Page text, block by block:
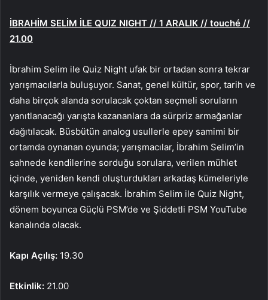
İBRAHİM SELİM İLE QUIZ NIGHT // 1 ARALIK // touché //
21.00
İbrahim Selim ile Quiz Night ufak bir ortadan sonra tekrar
yarışmacılarla buluşuyor. Sanat, genel kültür, spor, tarih ve
daha birçok alanda sorulacak çoktan seçmeli soruların
yanıtlanacağı yarışta kazananlara da sürpriz armağanlar
dağıtılacak. Büsbütün analog usullerle epey samimi bir
ortamda oynanan oyunda; yarışmacılar, İbrahim Selim’in
sahnede kendilerine sorduğu sorulara, verilen mühlet
içinde, yeniden kendi oluşturdukları arkadaş kümeleriyle
karşılık vermeye çalışacak. İbrahim Selim ile Quiz Night,
dönem boyunca Güçlü PSM’de ve Şiddetli PSM YouTube
kanalında olacak.
Kapı Açılış: 19.30
Etkinlik: 21.00